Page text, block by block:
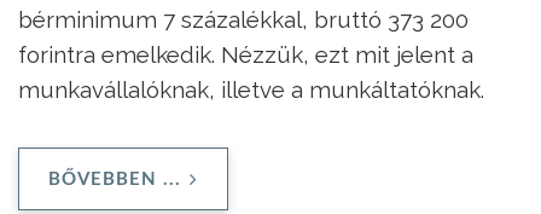
bérminimum 7 százalékkal, bruttó 373 200
forintra emelkedik. Nézzük, ezt mit jelent a
munkavállalóknak, illetve a munkáltatóknak.
BŐVEBBEN ...